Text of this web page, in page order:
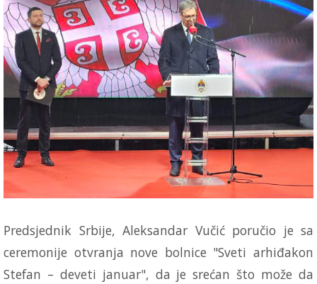
Predsjednik Srbije, Aleksandar Vučić poručio je sa
ceremonije otvranja nove bolnice "Sveti arhiđakon
Stefan – deveti januar", da je srećan što može da